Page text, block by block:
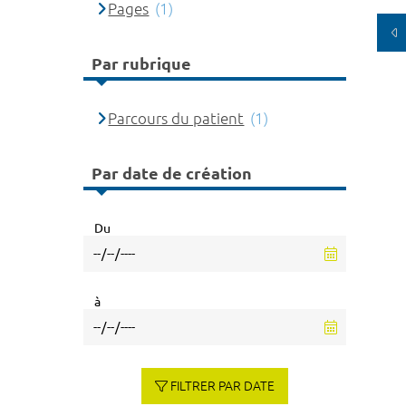
Pages (1)
Par rubrique
Parcours du patient (1)
Par date de création
Du
à
FILTRER PAR DATE